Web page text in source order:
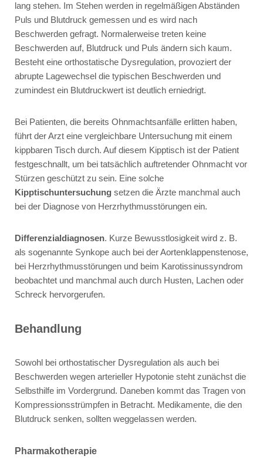
lang stehen. Im Stehen werden in regelmäßigen Abständen
Puls und Blutdruck gemessen und es wird nach
Beschwerden gefragt. Normalerweise treten keine
Beschwerden auf, Blutdruck und Puls ändern sich kaum.
Besteht eine orthostatische Dysregulation, provoziert der
abrupte Lagewechsel die typischen Beschwerden und
zumindest ein Blutdruckwert ist deutlich erniedrigt.
Bei Patienten, die bereits Ohnmachtsanfälle erlitten haben,
führt der Arzt eine vergleichbare Untersuchung mit einem
kippbaren Tisch durch. Auf diesem Kipptisch ist der Patient
festgeschnallt, um bei tatsächlich auftretender Ohnmacht vor
Stürzen geschützt zu sein. Eine solche
Kipptischuntersuchung setzen die Ärzte manchmal auch
bei der Diagnose von Herzrhythmusstörungen ein.
Differenzialdiagnosen. Kurze Bewusstlosigkeit wird z. B.
als sogenannte Synkope auch bei der Aortenklappenstenose,
bei Herzrhythmusstörungen und beim Karotissinussyndrom
beobachtet und manchmal auch durch Husten, Lachen oder
Schreck hervorgerufen.
Behandlung
Sowohl bei orthostatischer Dysregulation als auch bei
Beschwerden wegen arterieller Hypotonie steht zunächst die
Selbsthilfe im Vordergrund. Daneben kommt das Tragen von
Kompressionsstrümpfen in Betracht. Medikamente, die den
Blutdruck senken, sollten weggelassen werden.
Pharmakotherapie